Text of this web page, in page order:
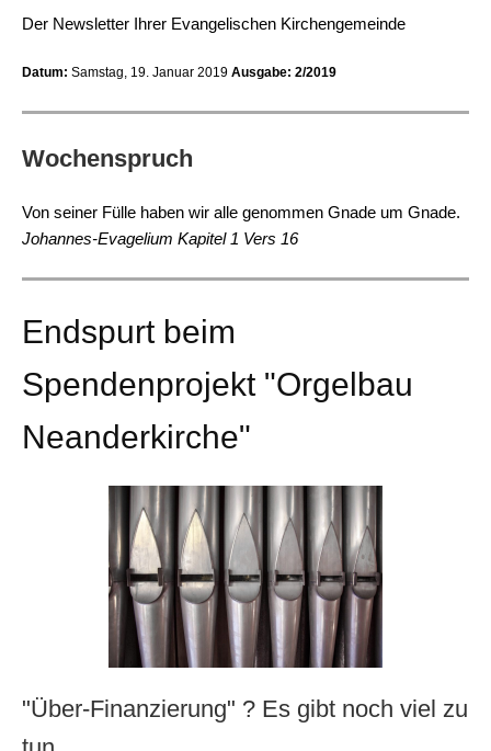
Der Newsletter Ihrer Evangelischen Kirchengemeinde
Datum: Samstag, 19. Januar 2019 Ausgabe: 2/2019
Wochenspruch
Von seiner Fülle haben wir alle genommen Gnade um Gnade.
Johannes-Evagelium Kapitel 1 Vers 16
Endspurt beim
Spendenprojekt "Orgelbau
Neanderkirche"
"Über-Finanzierung" ? Es gibt noch viel zu